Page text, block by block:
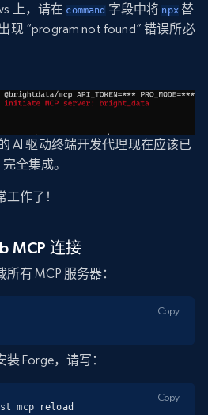
上，请在 command 字段中将 npx替
现 “program not found” 错误所必
AI 驱动终端开发代理现在应该已
全集成。
作了！
MCP 连接
有 MCP 服务器：
Copy
Forge，请写：
mcp reload
Copy